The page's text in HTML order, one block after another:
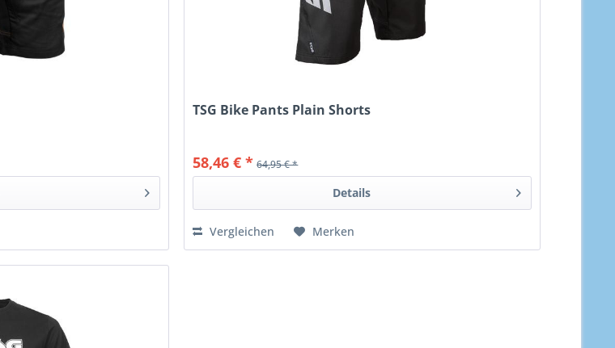
TSG Bike Pants Plain Shorts
58,46 € * 64,95 € *
Details
Vergleichen Merken